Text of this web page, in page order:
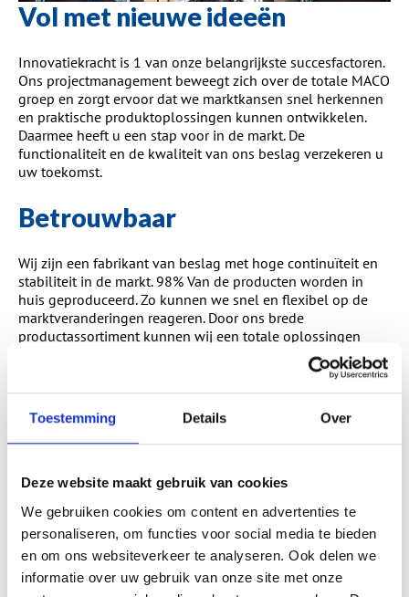
Toestemming Details Over
Deze website maakt gebruik van cookies
We gebruiken cookies om content en advertenties te
personaliseren, om functies voor social media te bieden
en om ons websiteverkeer te analyseren. Ook delen we
informatie over uw gebruik van onze site met onze
Vol met nieuwe ideeën
Innovatiekracht is 1 van onze belangrijkste succesfactoren.
Ons projectmanagement beweegt zich over de totale MACO
groep en zorgt ervoor dat we marktkansen snel herkennen
en praktische produktoplossingen kunnen ontwikkelen.
Daarmee heeft u een stap voor in de markt. De
functionaliteit en de kwaliteit van ons beslag verzekeren u
uw toekomst.
Betrouwbaar
Wij zijn een fabrikant van beslag met hoge continuïteit en
stabiliteit in de markt. 98% Van de producten worden in
huis geproduceerd. Zo kunnen we snel en flexibel op de
marktveranderingen reageren. Door ons brede
productassortiment kunnen wij een totale oplossingen
leveren in beslag. We werken volgens economische,
ecologische en sociale regels. Hiermee creëren we de basis
voor succesvol duurzaam ondernemen voor onze klanten
en de MACO groep.
Samenwerking
te zijn en te blijven met u. Onze kennis en expertise willen
we graag met u delen. Het is de sleutel van ons gezamelijk
succes. Door onze allesomvattende oplossingen, verhogen
we uw concurrentiepositie. MACO staat, voor u en uw
eindgebruikers, voor techniek in beweging in de meest